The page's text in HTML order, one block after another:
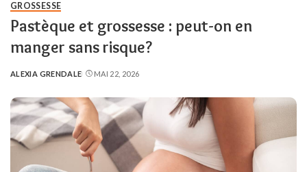
GROSSESSE
Pastèque et grossesse : peut-on en
manger sans risque?
POSTED
ALEXIA GRENDALE MAI 22, 2026